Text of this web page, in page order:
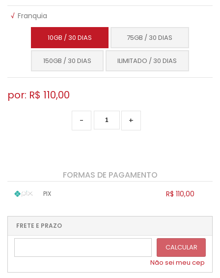
√ Franquia
10GB / 30 DIAS 75GB / 30 DIAS
150GB / 30 DIAS ILIMITADO / 30 DIAS
por: R$ 110,00
+
-
FORMAS DE PAGAMENTO
PIX R$ 110,00
...
....
FRETE E PRAZO
CALCULAR
Não sei meu cep